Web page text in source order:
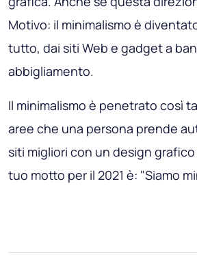
Motivo: il minimalismo è
tutto, dai siti Web e gadget a
abbigliamento.
Il minimalismo è penetrato così
aree che una persona prende
siti migliori con un design
tuo motto per il 2021 è: "Siamo